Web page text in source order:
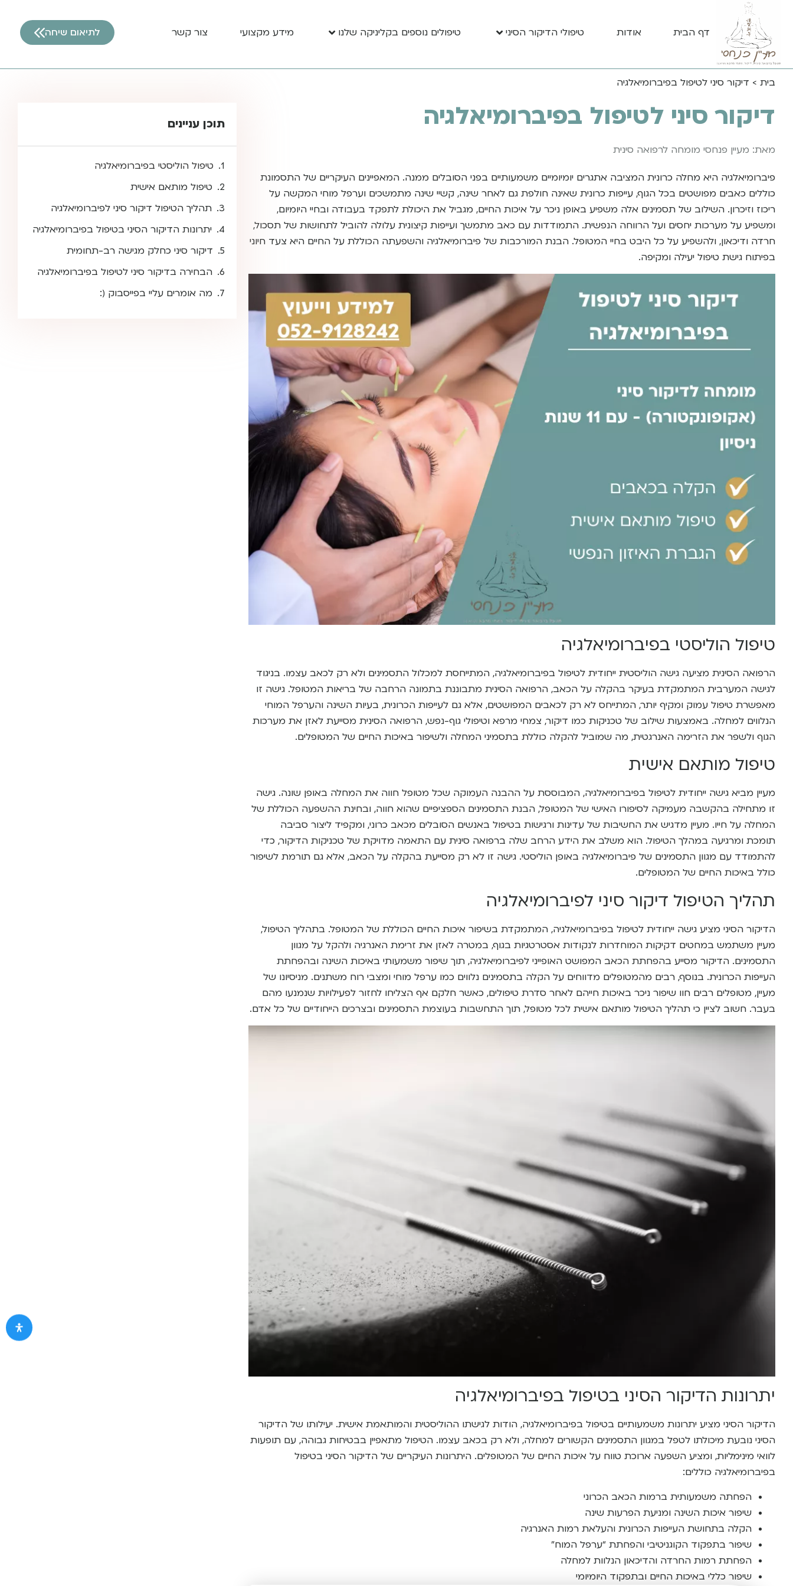
דף הבית אודות טיפולי הדיקור הסיני טיפולים נוספים בקליניקה שלנו מידע מקצועי צור קשר לתיאום שיחה
בית > דיקור סיני לטיפול בפיברומיאלגיה
דיקור סיני לטיפול בפיברומיאלגיה
מאת: מעיין פנחסי מומחה לרפואה סינית
פיברומיאלגיה היא מחלה כרונית המציבה אתגרים יומיומיים משמעותיים בפני הסובלים ממנה. המאפיינים העיקריים של התסמונת
כוללים כאבים מפושטים בכל הגוף, עייפות כרונית שאינה חולפת גם לאחר שינה, קשיי שינה מתמשכים וערפל מוחי המקשה על
ריכוז וזיכרון. השילוב של תסמינים אלה משפיע באופן ניכר על איכות החיים, מגביל את היכולת לתפקד בעבודה ובחיי היומיום,
ומשפיע על מערכות יחסים ועל הרווחה הנפשית. התמודדות עם כאב מתמשך ועייפות קיצונית עלולה להוביל לתחושות של תסכול,
חרדה ודיכאון, ולהשפיע על כל היבט בחיי המטופל. הבנת המורכבות של פיברומיאלגיה והשפעתה הכוללת על החיים היא צעד חיוני
בפיתוח גישת טיפול יעילה ומקיפה.
טיפול הוליסטי בפיברומיאלגיה
הרפואה הסינית מציעה גישה הוליסטית ייחודית לטיפול בפיברומיאלגיה, המתייחסת למכלול התסמינים ולא רק לכאב עצמו. בניגוד
לגישה המערבית המתמקדת בעיקר בהקלה על הכאב, הרפואה הסינית מתבוננת בתמונה הרחבה של בריאות המטופל. גישה זו
מאפשרת טיפול עמוק ומקיף יותר, המתייחס לא רק לכאבים המפושטים, אלא גם לעייפות הכרונית, בעיות השינה והערפל המוחי
הנלווים למחלה. באמצעות שילוב של טכניקות כמו דיקור, צמחי מרפא וטיפולי גוף-נפש, הרפואה הסינית מסייעת לאזן את מערכות
הגוף ולשפר את הזרימה האנרגטית, מה שמוביל להקלה כוללת בתסמיני המחלה ולשיפור באיכות החיים של המטופלים.
טיפול מותאם אישית
מעיין מביא גישה ייחודית לטיפול בפיברומיאלגיה, המבוססת על ההבנה העמוקה שכל מטופל חווה את המחלה באופן שונה. גישה
זו מתחילה בהקשבה מעמיקה לסיפורו האישי של המטופל, הבנת התסמינים הספציפיים שהוא חווה, ובחינת ההשפעה הכוללת של
המחלה על חייו. מעיין מדגיש את החשיבות של עדינות ורגישות בטיפול באנשים הסובלים מכאב כרוני, ומקפיד ליצור סביבה
תומכת ומרגיעה במהלך הטיפול. הוא משלב את הידע הרחב שלה ברפואה סינית עם התאמה מדויקת של טכניקות הדיקור, כדי
להתמודד עם מגוון התסמינים של פיברומיאלגיה באופן הוליסטי. גישה זו לא רק מסייעת בהקלה על הכאב, אלא גם תורמת לשיפור
כולל באיכות החיים של המטופלים.
תהליך הטיפול דיקור סיני לפיברומיאלגיה
הדיקור הסיני מציע גישה ייחודית לטיפול בפיברומיאלגיה, המתמקדת בשיפור איכות החיים הכוללת של המטופל. בתהליך הטיפול,
מעיין משתמש במחטים דקיקות המוחדרות לנקודות אסטרטגיות בגוף, במטרה לאזן את זרימת האנרגיה ולהקל על מגוון
התסמינים. הדיקור מסייע בהפחתת הכאב המפושט האופייני לפיברומיאלגיה, תוך שיפור משמעותי באיכות השינה ובהפחתת
העייפות הכרונית. בנוסף, רבים מהמטופלים מדווחים על הקלה בתסמינים נלווים כמו ערפל מוחי ומצבי רוח משתנים. מניסיונו של
מעיין, מטופלים רבים חוו שיפור ניכר באיכות חייהם לאחר סדרת טיפולים, כאשר חלקם אף הצליחו לחזור לפעילויות שנמנעו מהם
בעבר. חשוב לציין כי תהליך הטיפול מותאם אישית לכל מטופל, תוך התחשבות בעוצמת התסמינים ובצרכים הייחודיים של כל אדם.
יתרונות הדיקור הסיני בטיפול בפיברומיאלגיה
הדיקור הסיני מציע יתרונות משמעותיים בטיפול בפיברומיאלגיה, הודות לגישתו ההוליסטית והמותאמת אישית. יעילותו של הדיקור
הסיני נובעת מיכולתו לטפל במגוון התסמינים הקשורים למחלה, ולא רק בכאב עצמו. הטיפול מתאפיין בבטיחות גבוהה, עם תופעות
לוואי מינימליות, ומציע השפעה ארוכת טווח על איכות החיים של המטופלים. היתרונות העיקריים של הדיקור הסיני בטיפול
בפיברומיאלגיה כוללים:
הפחתה משמעותית ברמות הכאב הכרוני
שיפור איכות השינה ומניעת הפרעות שינה
הקלה בתחושת העייפות הכרונית והעלאת רמות האנרגיה
שיפור בתפקוד הקוגניטיבי והפחתת “ערפל המוח”
הפחתת רמות החרדה והדיכאון הנלוות למחלה
שיפור כללי באיכות החיים ובתפקוד היומיומי
תוכן עניינים
טיפול הוליסטי בפיברומיאלגיה
טיפול מותאם אישית
תהליך הטיפול דיקור סיני לפיברומיאלגיה
יתרונות הדיקור הסיני בטיפול בפיברומיאלגיה
דיקור סיני כחלק מגישה רב-תחומית
הבחירה בדיקור סיני לטיפול בפיברומיאלגיה
מה אומרים עליי בפייסבוק (: